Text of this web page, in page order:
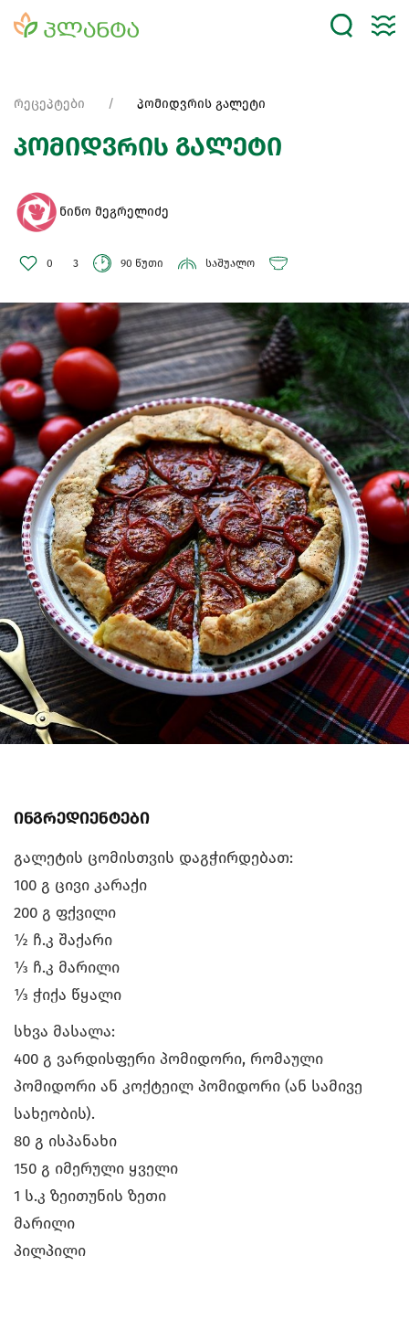
რეცეპტები პომიდვრის გალეტი
პომიდვრის გალეტი
ნინო მეგრელიძე
0 3 90 წუთი საშუალო
ინგრედიენტები
გალეტის ცომისთვის დაგჭირდებათ:
100 გ ცივი კარაქი
200 გ ფქვილი
½ ჩ.კ შაქარი
⅓ ჩ.კ მარილი
⅓ ჭიქა წყალი
სხვა მასალა:
400 გ ვარდისფერი პომიდორი, რომაული
პომიდორი ან კოქტეილ პომიდორი (ან სამივე
სახეობის).
80 გ ისპანახი
150 გ იმერული ყველი
1 ს.კ ზეითუნის ზეთი
მარილი
პილპილი